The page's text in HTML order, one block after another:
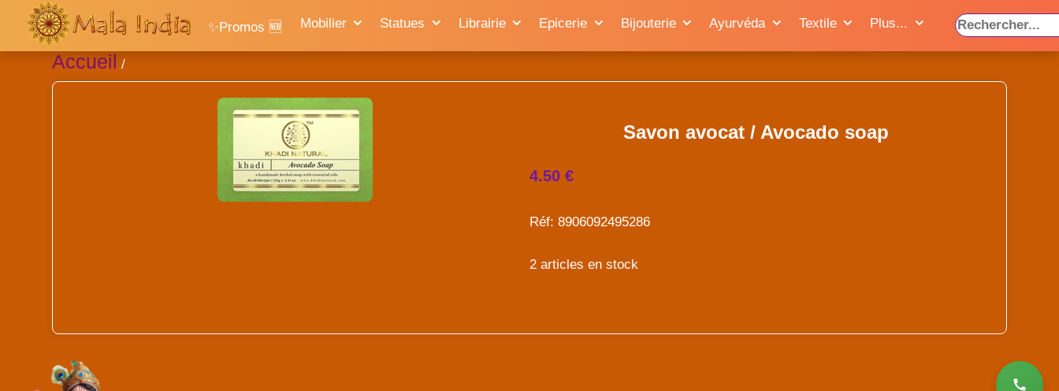
✨Promos 🆕 Mobilier Statues Librairie Epicerie Bijouterie Ayurvéda Textile Plus...
Accueil /
Savon avocat / Avocado soap
4.50 €
Réf: 8906092495286
2 articles en stock